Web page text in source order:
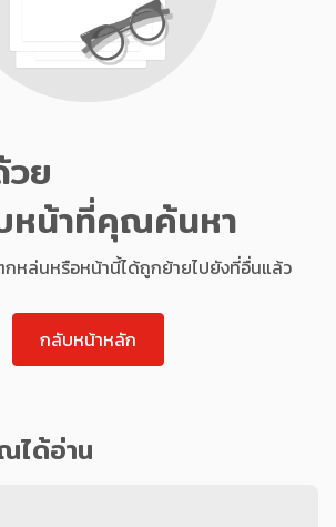
ย
หน้าที่คุณค้นหา
หล่นหรือหน้านี้ได้ถูกย้ายไปยังที่อื่นแล้ว
กลับหน้าหลัก
ได้อ่าน